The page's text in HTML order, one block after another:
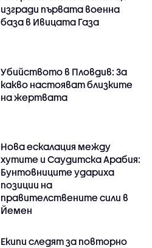
изгради първата военна
база в Ивицата Газа
Убийството в Пловдив: За
какво настояват близките
на жертвата
Нова ескалация между
хутите и Саудитска Арабия:
Бунтовниците удариха
позиции на
правителствените сили в
Йемен
Екипи следят за повторно